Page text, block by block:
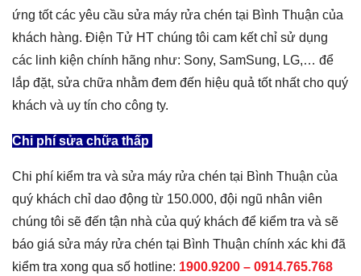
ứng tốt các yêu cầu sửa máy rửa chén tại Bình Thuận của
khách hàng. Điện Tử HT chúng tôi cam kết chỉ sử dụng
các linh kiện chính hãng như: Sony, SamSung, LG,… để
lắp đặt, sửa chữa nhằm đem đến hiệu quả tốt nhất cho quý
khách và uy tín cho công ty.
Chi phí sửa chữa thấp
Chi phí kiểm tra và sửa máy rửa chén tại Bình Thuận của
quý khách chỉ dao động từ 150.000, đội ngũ nhân viên
chúng tôi sẽ đến tận nhà của quý khách để kiểm tra và sẽ
báo giá sửa máy rửa chén tại Bình Thuận chính xác khi đã
kiểm tra xong qua số hotline: 1900.9200 – 0914.765.768